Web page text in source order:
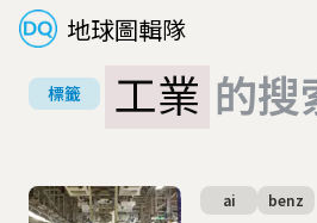
地球圖輯隊
標籤 工業 的搜
ai benz